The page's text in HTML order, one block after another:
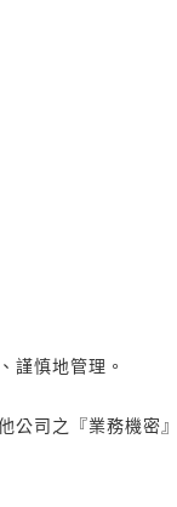
謹慎地管理。
公司之『業務機密』